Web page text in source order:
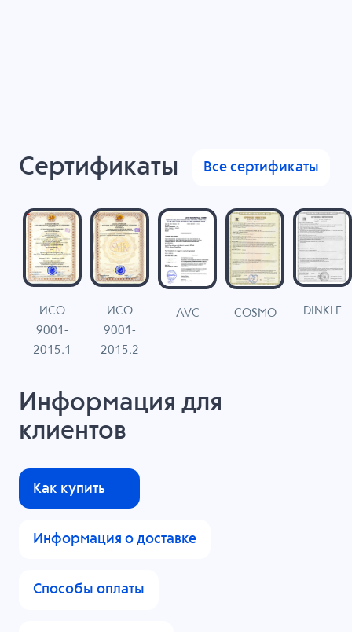
Сертификаты Все сертификаты
ИСО
9001-
2015.1
ИСО
9001-
2015.2
AVC COSMO DINKLE
Информация для
клиентов
Как купить
Информация о доставке
Способы оплаты